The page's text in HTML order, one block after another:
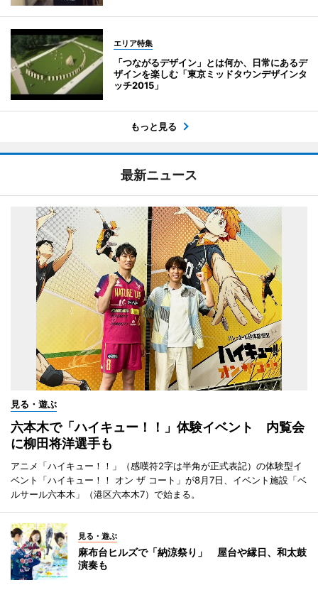
エリア特集
「つながるデザイン」とは何か、日常にあるデ
ザインを楽しむ「東京ミッドタウンデザインタ
ッチ2015」
もっと見る
最新ニュース
見る・遊ぶ
六本木で「ハイキュー！！」体験イベント 内覧会
に柳田将洋選手も
アニメ「ハイキュー！！」（感嘆符2字は半角が正式表記）の体験型イ
ベント「ハイキュー！！ オン ザ コート」が8月7日、イベント施設「ベ
ルサール六本木」（港区六本木7）で始まる。
見る・遊ぶ
麻布台ヒルズで「納涼祭り」 屋台や縁日、和太鼓
演奏も